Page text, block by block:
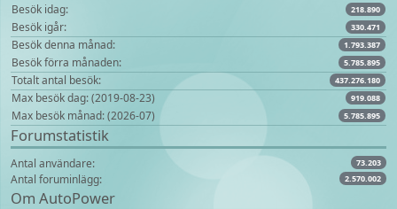
Besök idag: 218.890
Besök igår: 330.471
Besök denna månad: 1.793.387
Besök förra månaden: 5.785.895
Totalt antal besök: 437.276.180
Max besök dag: (2019-08-23) 919.088
Max besök månad: (2026-07) 5.785.895
Forumstatistik
Antal användare: 73.203
Antal foruminlägg: 2.570.002
Om AutoPower